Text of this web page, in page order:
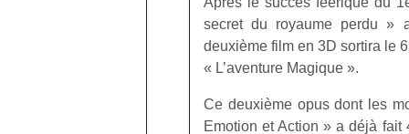
secret du royaume perdu »
deuxième film en 3D sortira le
« L’aventure Magique ».
Ce deuxième opus dont les
Emotion et Action » a déjà fait